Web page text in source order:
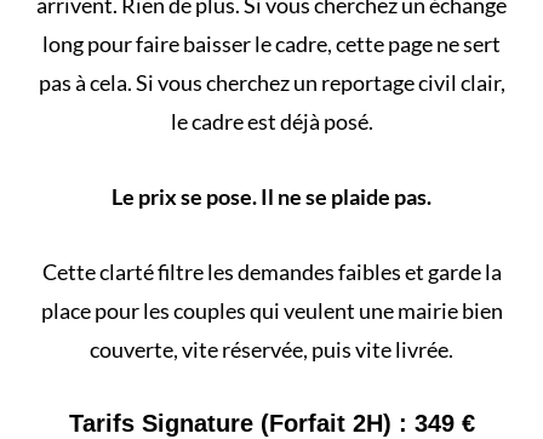
long pour faire baisser le cadre, cette page ne sert
pas à cela. Si vous cherchez un reportage civilclair,
le cadre est déjà posé.
Le prix se pose. Il ne se plaide pas.
Cette clarté filtre les demandes faibles et garde la
place pour les couples qui veulent une mairie bien
couverte, vite réservée, puis vite livrée.
Tarifs Signature (Forfait 2H) : 349 €